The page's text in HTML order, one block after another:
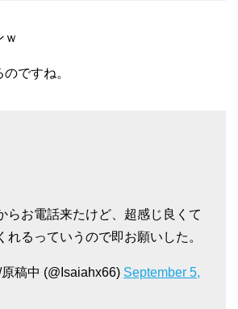
ｗ
ですね。
らお電話来たけど、超感じ良くて
れるっていうので即お願いした。
稿中 (@Isaiahx66) September 5,